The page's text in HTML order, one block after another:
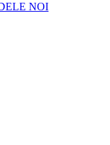
NOI